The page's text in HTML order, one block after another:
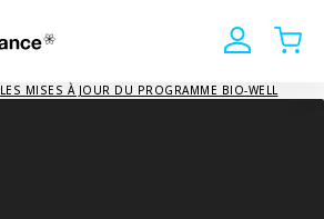
Mon
Mon
LES MISES À JOUR DU PROGRAMME BIO-WELL